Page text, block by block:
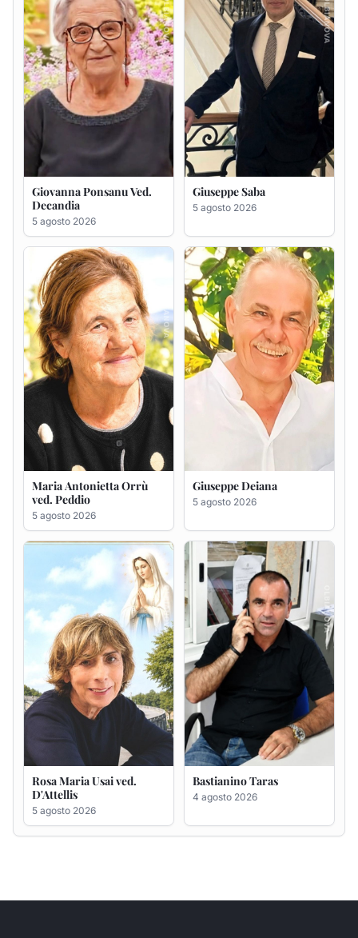
Maria Antonietta Orrù
ved. Peddio
5 agosto 2026
Giuseppe Deiana
5 agosto 2026
Rosa Maria Usai ved.
D'Attellis
5 agosto 2026
Bastianino Taras
4 agosto 2026